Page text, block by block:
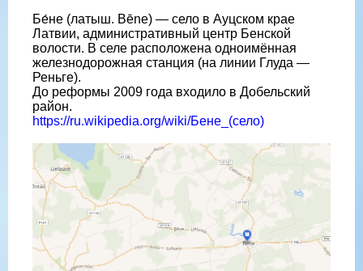
Бе́не (латыш. Bēne) — село в Ауцском крае
Латвии, административный центр Бенской
волости. В селе расположена одноимённая
железнодорожная станция (на линии Глуда —
Реньге).
До реформы 2009 года входило в Добельский
район.
https://ru.wikipedia.org/wiki/Бене_(село)